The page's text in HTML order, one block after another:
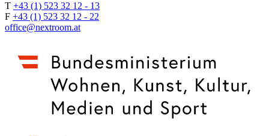
T +43 (1) 523 32 12 - 13
F +43 (1) 523 32 12 - 22
office@nextroom.at